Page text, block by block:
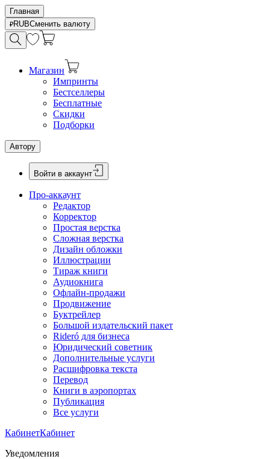
Главная
RUBСменить валюту
Магазин
Импринты
Бестселлеры
Бесплатные
Скидки
Подборки
Автору
Войти в аккаунт
Про-аккаунт
Редактор
Корректор
Простая верстка
Сложная верстка
Дизайн обложки
Иллюстрации
Тираж книги
Аудиокнига
Офлайн-продажи
Продвижение
Буктрейлер
Большой издательский пакет
Rideró для бизнеса
Юридический советник
Дополнительные услуги
Расшифровка текста
Перевод
Книги в аэропортах
Публикация
Все услуги
КабинетКабинет
Уведомления